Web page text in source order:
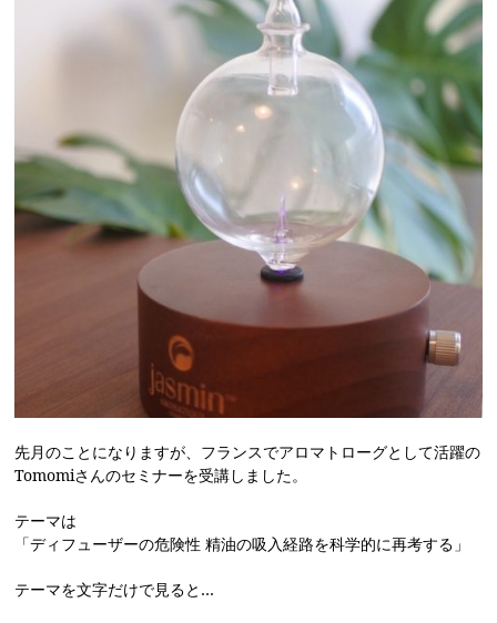
先月のことになりますが、フランスでアロマトローグとして活躍の
Tomomiさんのセミナーを受講しました。
テーマは
「ディフューザーの危険性 精油の吸入経路を科学的に再考する」
テーマを文字だけで見ると…